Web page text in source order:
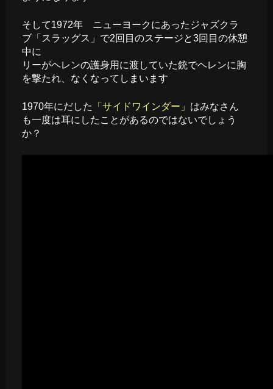
そして1972年 ニューヨークにあったジャズクラ
ブ「スラッグス」で2回目のステージと3回目の休憩
中に
リーがヘレンの護身用に渡していた銃でヘレンに胸
を撃たれ、なくなってしまいます
1970年にだした 「サイドワインダー」 はみなさん
も一度は耳にしたことがあるのではないでしょう
か？